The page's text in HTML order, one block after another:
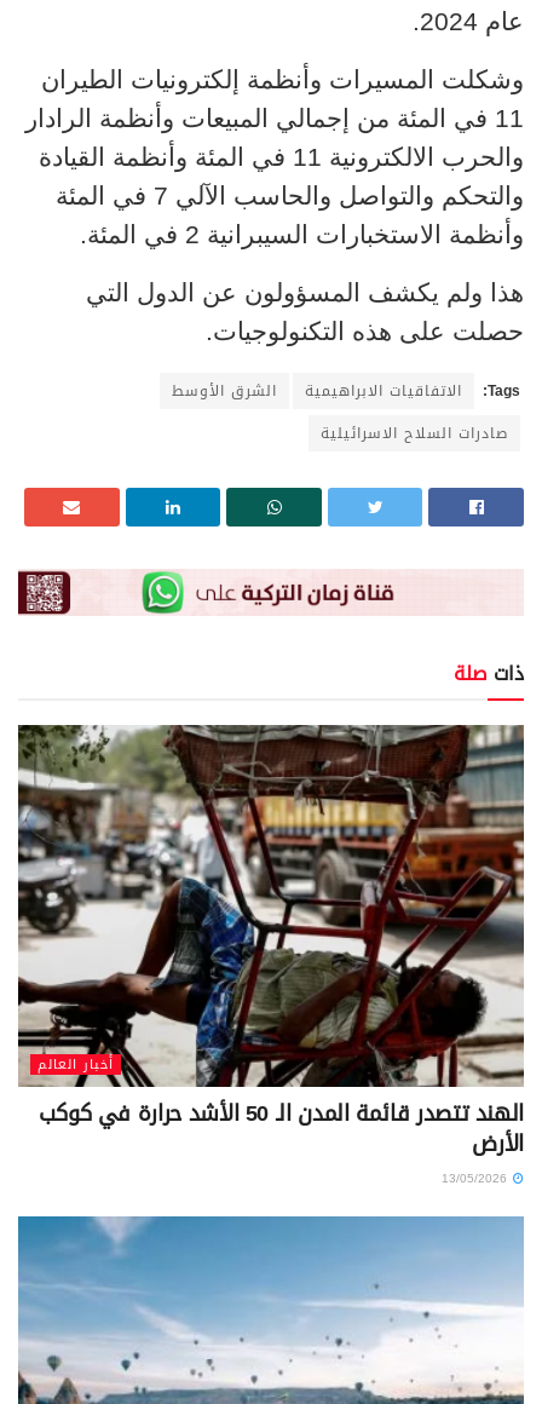
عام 2024.
وشكلت المسيرات وأنظمة إلكترونيات الطيران
11 في المئة من إجمالي المبيعات وأنظمة الرادار
والحرب الالكترونية 11 في المئة وأنظمة القيادة
والتحكم والتواصل والحاسب الآلي 7 في المئة
وأنظمة الاستخبارات السيبرانية 2 في المئة.
هذا ولم يكشف المسؤولون عن الدول التي
حصلت على هذه التكنولوجيات.
Tags: الاتفاقيات الابراهيمية
الشرق الأوسط
صادرات السلاح الاسرائيلية
ذات صلة
أخبار العالم
الهند تتصدر قائمة المدن الـ 50 الأشد حرارة في كوكب
الأرض